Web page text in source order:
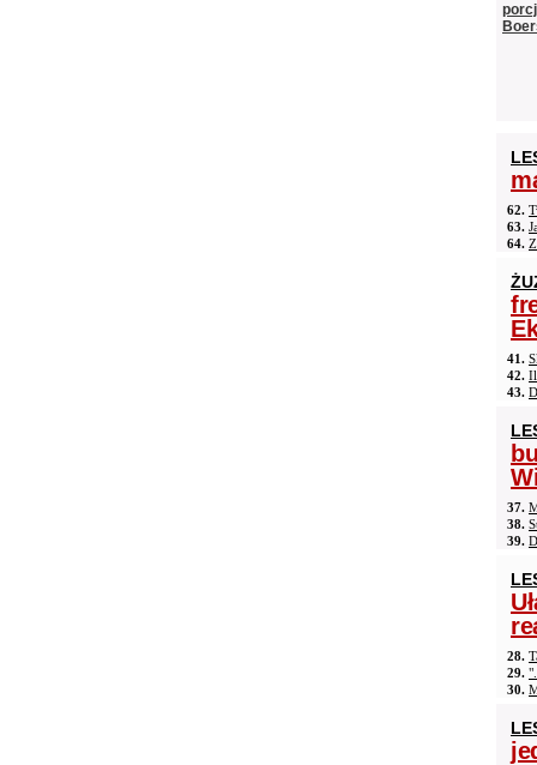
62.
63.
64.
41.
42.
43.
37.
38.
39.
28.
29.
30.